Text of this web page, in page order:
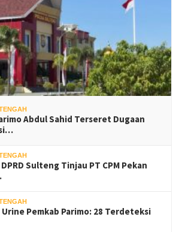
Abdul Sahid Terseret Dugaan
Sulteng Tinjau PT CPM Pekan
Urine Pemkab Parimo: 28 Terdeteksi